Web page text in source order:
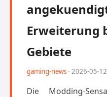
Erweiterung
Gebiete
gaming-news · 2026-05-12
Die Modding-